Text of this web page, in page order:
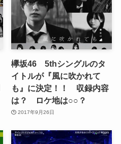
欅坂46 5thシングルのタ
イトルが『風に吹かれて
も』に決定！！ 収録内容
は？ ロケ地は○○？
2017年9月26日